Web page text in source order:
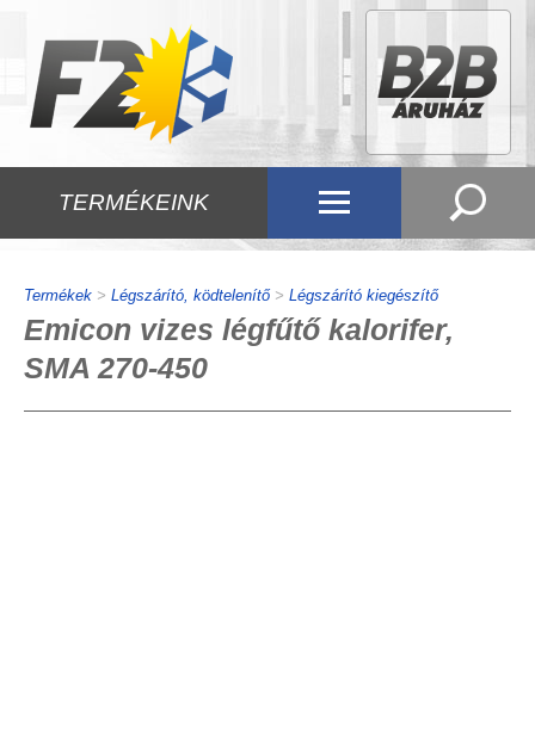
TERMÉKEINK
Termékek > Légszárító, ködtelenítő> Légszárító kiegészítő
Emicon vizes légfűtő kalorifer,
SMA 270-450